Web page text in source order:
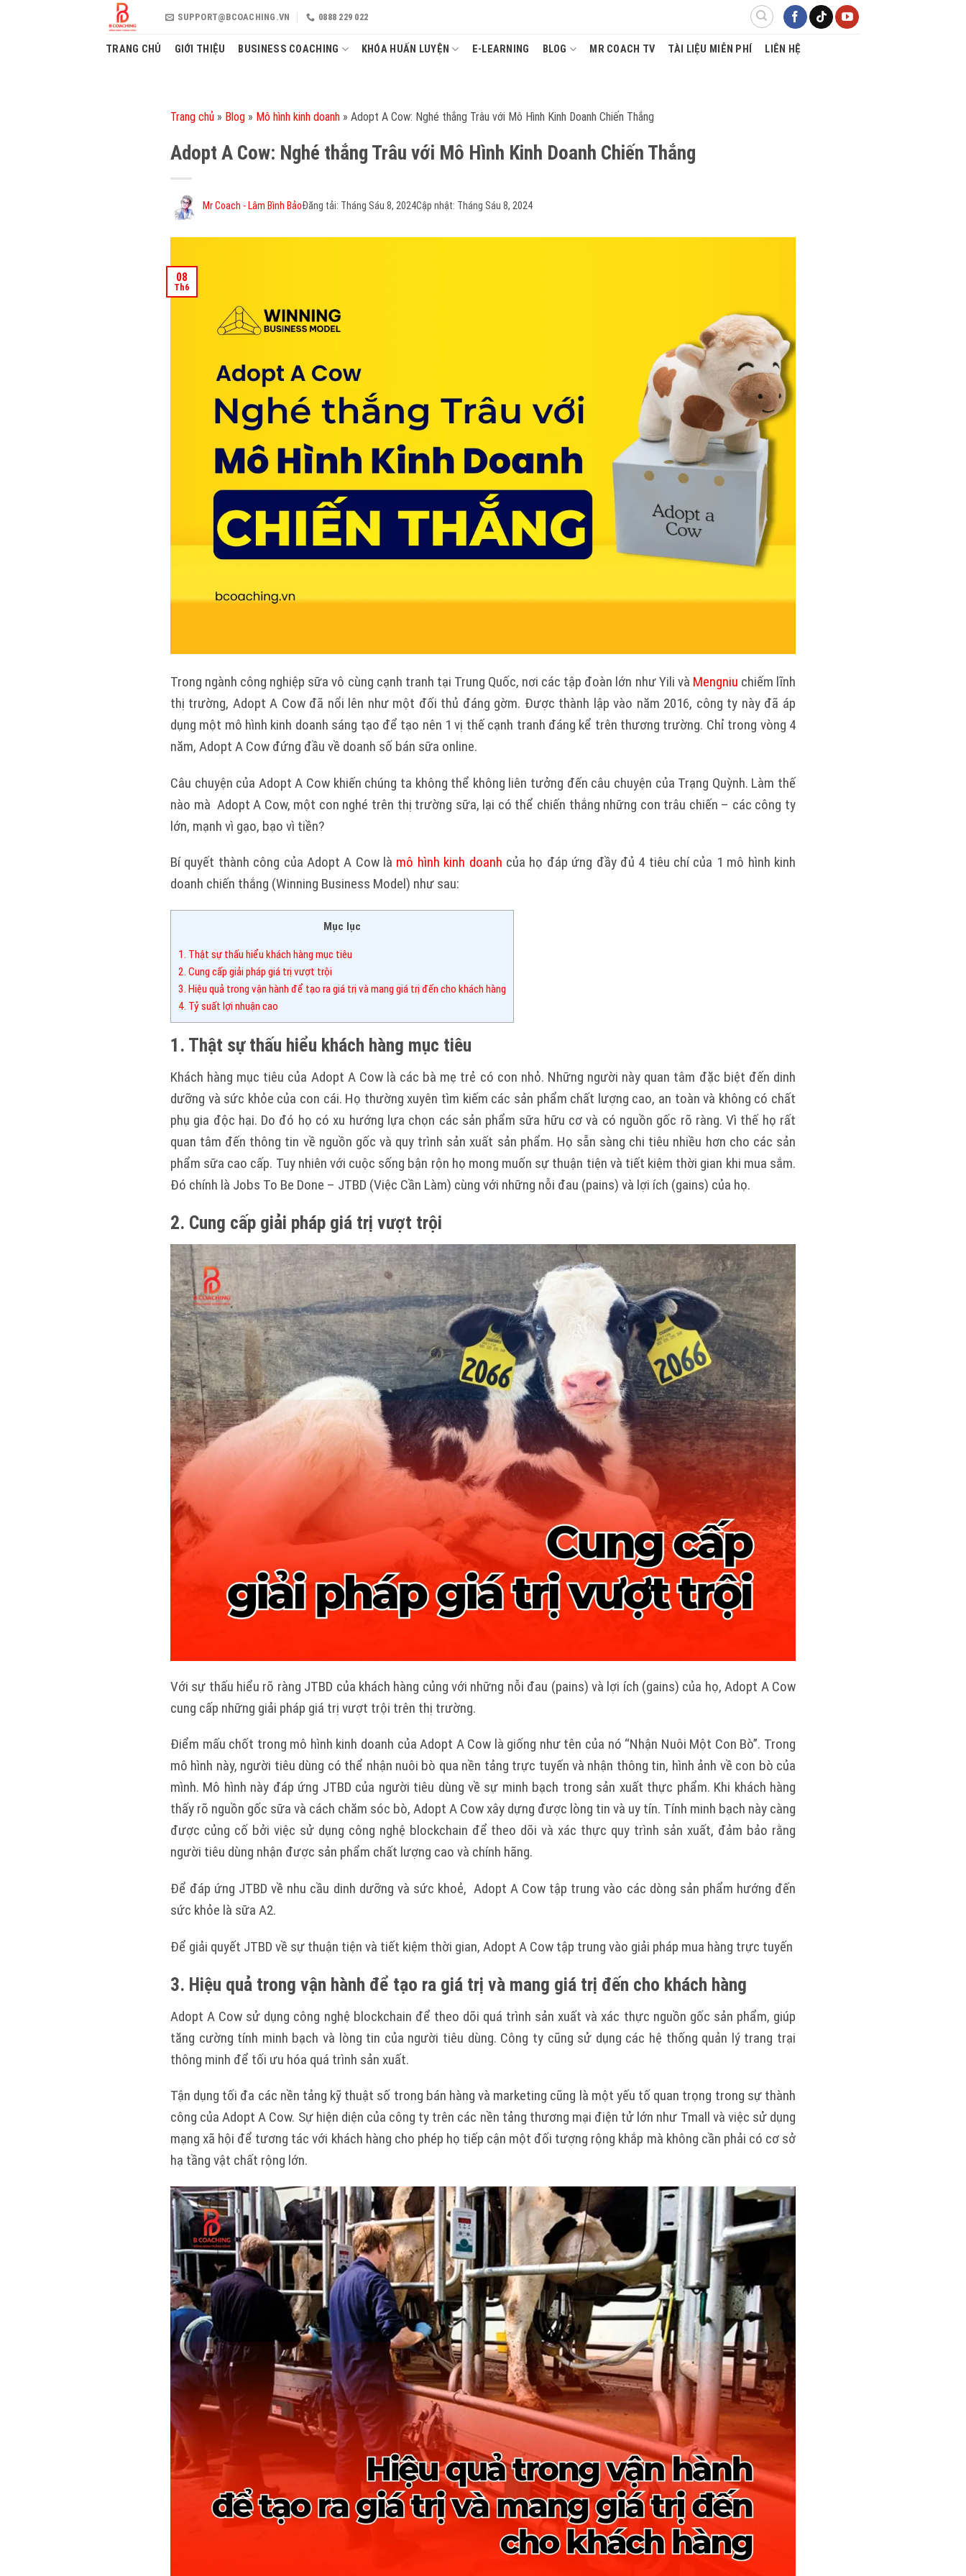
SUPPORT@BCOACHING.VN 0888 229 022
TRANG CHỦ GIỚI THIỆU BUSINESS COACHING KHÓA HUẤN LUYỆN E-LEARNING BLOG MR COACH TV TÀI LIỆU MIỄN PHÍ LIÊN HỆ
Trang chủ » Blog » Mô hình kinh doanh » Adopt A Cow: Nghé thắng Trâu với Mô Hình Kinh Doanh Chiến Thắng
Adopt A Cow: Nghé thắng Trâu với Mô Hình Kinh Doanh Chiến Thắng
Mr Coach - Lâm Bình BảoĐăng tải: Tháng Sáu 8, 2024Cập nhật: Tháng Sáu 8, 2024
08
Th6
Trong ngành công nghiệp sữa vô cùng cạnh tranh tại Trung Quốc, nơi các tập đoàn lớn như Yili và Mengniu chiếm lĩnh
thị trường, Adopt A Cow đã nổi lên như một đối thủ đáng gờm. Được thành lập vào năm 2016, công ty này đã áp
dụng một mô hình kinh doanh sáng tạo để tạo nên 1 vị thế cạnh tranh đáng kể trên thương trường. Chỉ trong vòng 4
năm, Adopt A Cow đứng đầu về doanh số bán sữa online.
Câu chuyện của Adopt A Cow khiến chúng ta không thể không liên tưởng đến câu chuyện của Trạng Quỳnh. Làm thế
nào mà Adopt A Cow, một con nghé trên thị trường sữa, lại có thể chiến thắng những con trâu chiến – các công ty
lớn, mạnh vì gạo, bạo vì tiền?
Bí quyết thành công của Adopt A Cow là mô hình kinh doanh của họ đáp ứng đầy đủ 4 tiêu chí của 1 mô hình kinh
doanh chiến thắng (Winning Business Model) như sau:
Mục lục
1. Thật sự thấu hiểu khách hàng mục tiêu
2. Cung cấp giải pháp giá trị vượt trội
3. Hiệu quả trong vận hành để tạo ra giá trị và mang giá trị đến cho khách hàng
4. Tỷ suất lợi nhuận cao
1. Thật sự thấu hiểu khách hàng mục tiêu
Khách hàng mục tiêu của Adopt A Cow là các bà mẹ trẻ có con nhỏ. Những người này quan tâm đặc biệt đến dinh
dưỡng và sức khỏe của con cái. Họ thường xuyên tìm kiếm các sản phẩm chất lượng cao, an toàn và không có chất
phụ gia độc hại. Do đó họ có xu hướng lựa chọn các sản phẩm sữa hữu cơ và có nguồn gốc rõ ràng. Vì thế họ rất
quan tâm đến thông tin về nguồn gốc và quy trình sản xuất sản phẩm. Họ sẵn sàng chi tiêu nhiều hơn cho các sản
phẩm sữa cao cấp. Tuy nhiên với cuộc sống bận rộn họ mong muốn sự thuận tiện và tiết kiệm thời gian khi mua sắm.
Đó chính là Jobs To Be Done – JTBD (Việc Cần Làm) cùng với những nỗi đau (pains) và lợi ích (gains) của họ.
2. Cung cấp giải pháp giá trị vượt trội
Với sự thấu hiểu rõ ràng JTBD của khách hàng củng với những nỗi đau (pains) và lợi ích (gains) của họ, Adopt A Cow
cung cấp những giải pháp giá trị vượt trội trên thị trường.
Điểm mấu chốt trong mô hình kinh doanh của Adopt A Cow là giống như tên của nó “Nhận Nuôi Một Con Bò”. Trong
mô hình này, người tiêu dùng có thể nhận nuôi bò qua nền tảng trực tuyến và nhận thông tin, hình ảnh về con bò của
mình. Mô hình này đáp ứng JTBD của người tiêu dùng về sự minh bạch trong sản xuất thực phẩm. Khi khách hàng
thấy rõ nguồn gốc sữa và cách chăm sóc bò, Adopt A Cow xây dựng được lòng tin và uy tín. Tính minh bạch này càng
được củng cố bởi việc sử dụng công nghệ blockchain để theo dõi và xác thực quy trình sản xuất, đảm bảo rằng
người tiêu dùng nhận được sản phẩm chất lượng cao và chính hãng.
Để đáp ứng JTBD về nhu cầu dinh dưỡng và sức khoẻ, Adopt A Cow tập trung vào các dòng sản phẩm hướng đến
sức khỏe là sữa A2.
Để giải quyết JTBD về sự thuận tiện và tiết kiệm thời gian, Adopt A Cow tập trung vào giải pháp mua hàng trực tuyến
3. Hiệu quả trong vận hành để tạo ra giá trị và mang giá trị đến cho khách hàng
Adopt A Cow sử dụng công nghệ blockchain để theo dõi quá trình sản xuất và xác thực nguồn gốc sản phẩm, giúp
tăng cường tính minh bạch và lòng tin của người tiêu dùng. Công ty cũng sử dụng các hệ thống quản lý trang trại
thông minh để tối ưu hóa quá trình sản xuất.
Tận dụng tối đa các nền tảng kỹ thuật số trong bán hàng và marketing cũng là một yếu tố quan trọng trong sự thành
công của Adopt A Cow. Sự hiện diện của công ty trên các nền tảng thương mại điện tử lớn như Tmall và việc sử dụng
mạng xã hội để tương tác với khách hàng cho phép họ tiếp cận một đối tượng rộng khắp mà không cần phải có cơ sở
hạ tầng vật chất rộng lớn.